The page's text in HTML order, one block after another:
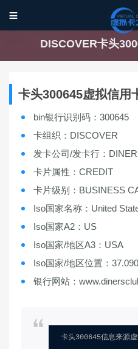

DISCOVER卡头
卡头300645虚拟信用
bin银行识别码：300645
卡组织：DISCOVER
发卡公司/发卡行：
卡片属性：CREDIT
卡片级别：BUSINESS
Iso国家名称：United
Iso国家A2：US
Iso国家/地区A3：USA
Iso国家/地区位置：
银行网站：
卡头300645信息来源